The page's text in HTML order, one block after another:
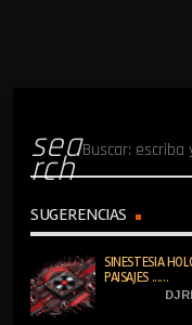
sea
rch
SUGERENCIAS
SINESTESIA
PAISAJES ......